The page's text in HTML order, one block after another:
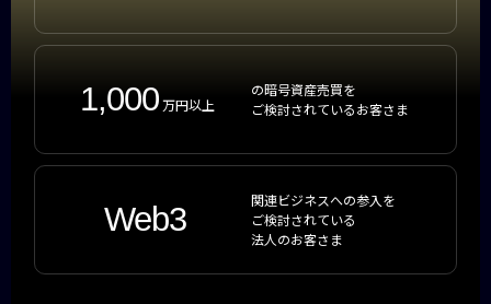
1,000 万円以上
の暗号資産売買を
ご検討されているお客さま
Web3
関連ビジネスへの参入を
ご検討されている
法人のお客さま